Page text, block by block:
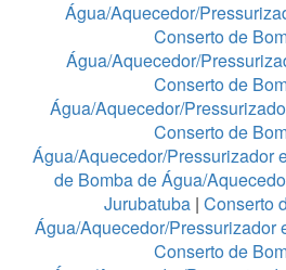
Água/Aquecedor/
Conserto de
Água/Aquecedor/
Conserto de
Água/Aquecedor/
Conserto de
Água/Aquecedor/Pressurizador
de Bomba de Água/
Jurubatuba | Conserto
Água/Aquecedor/Pressurizador
Conserto de